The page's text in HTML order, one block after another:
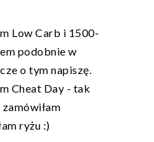
Low Carb i 1500-
podobnie w
o tym napiszę.
Cheat Day - tak
zamówiłam
ryżu :)